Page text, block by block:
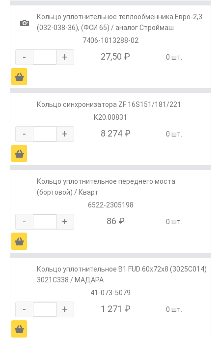
1
Кольцо уплотнительное теплообменника Евро-2,3
(032-038-36), (ФСИ 65) / аналог Строймаш
7406-1013288-02
- + 27,50 ₽ 0 шт.
Ä
Кольцо синхронизатора ZF 16S151/181/221
К20.00831
- + 8 274 ₽ 0 шт.
Ä
Кольцо уплотнительное переднего моста
(бортовой) / Кварт
6522-2305198
- + 86 ₽ 0 шт.
Ä
Кольцо уплотнительное B1 FUD 60x72x8 (3025C014)
3021C338 / МАДАРА
41-073-5079
- + 1 271 ₽ 0 шт.
Ä